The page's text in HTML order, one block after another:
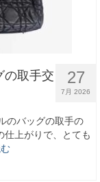
27
7月 2026
の取手交
のバッグの取手の
仕上がりで、とても